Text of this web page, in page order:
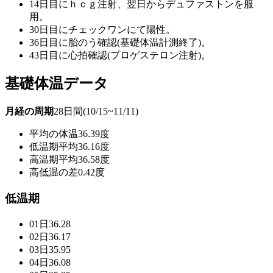
14日目にｈｃｇ注射、翌日からデュファストンを服
用。
30日目にチェックワンにて陽性。
36日目に胎のう確認(基礎体温計測終了)。
43日目に心拍確認(プロゲステロン注射)。
基礎体温データ
月経の周期28日間(10/15~11/11)
平均の体温36.39度
低温期平均36.16度
高温期平均36.58度
高低温の差0.42度
低温期
01日 36.28
02日 36.17
03日 35.95
04日 36.08